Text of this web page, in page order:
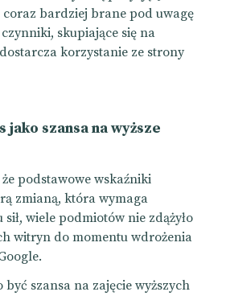
coraz bardziej brane pod uwagę
skupiające się na
korzystanie ze strony
szansa na wyższe
podstawowe wskaźniki
zmianą, która wymaga
sił, wiele podmiotów nie zdążyło
witryn do momentu wdrożenia
szansa na zajęcie wyższych